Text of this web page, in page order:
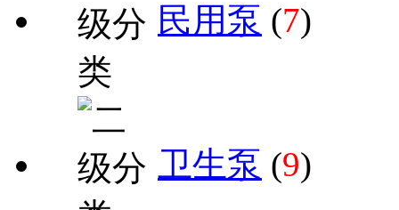
民用泵 (7)
卫生泵 (9)